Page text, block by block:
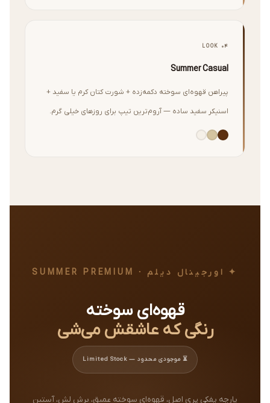
LOOK 04
Summer Casual
پیراهن قهوه‌ای سوخته دکمه‌زده + شورت کتان کرم یا سفید +
اسنیکر سفید ساده — آروم‌ترین تیپ برای روزهای خیلی گرم.
✦ اورجینال دیلم · SUMMER PREMIUM
قهوه‌ای سوخته
رنگی که عاشقش می‌شی
⏳ موجودی محدود — Limited Stock
پارچه پفکی پری اصل، قهوه‌ای سوخته عمیق، برش لش، آستین